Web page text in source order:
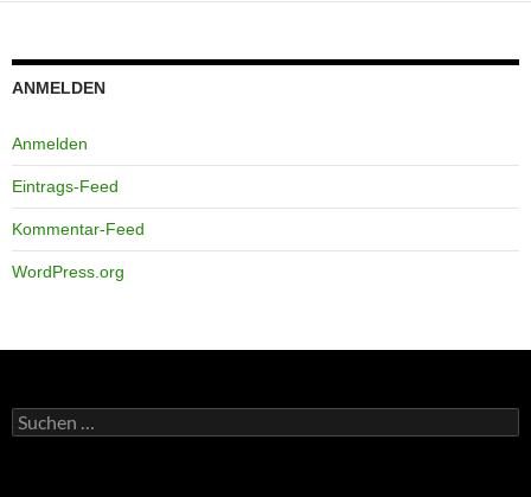
ANMELDEN
Anmelden
Eintrags-Feed
Kommentar-Feed
WordPress.org
Suchen
nach: